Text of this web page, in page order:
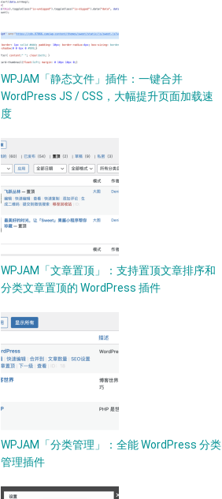
WPJAM「静态文件」插件：一键合并
WordPress JS / CSS，大幅提升页面加载速
度
WPJAM「文章置顶」：支持置顶文章排序和
分类文章置顶的 WordPress 插件
WPJAM「分类管理」：全能 WordPress 分类
管理插件